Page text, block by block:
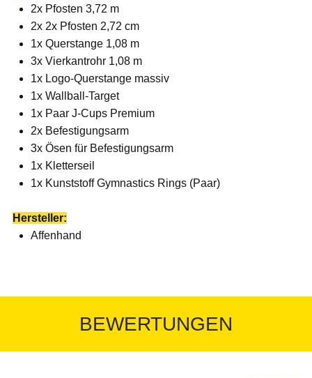
2x Pfosten 3,72 m
2x 2x Pfosten 2,72 cm
1x Querstange 1,08 m
3x Vierkantrohr 1,08 m
1x Logo-Querstange massiv
1x Wallball-Target
1x Paar J-Cups Premium
2x Befestigungsarm
3x Ösen für Befestigungsarm
1x Kletterseil
1x Kunststoff Gymnastics Rings (Paar)
Hersteller:
Affenhand
BEWERTUNGEN